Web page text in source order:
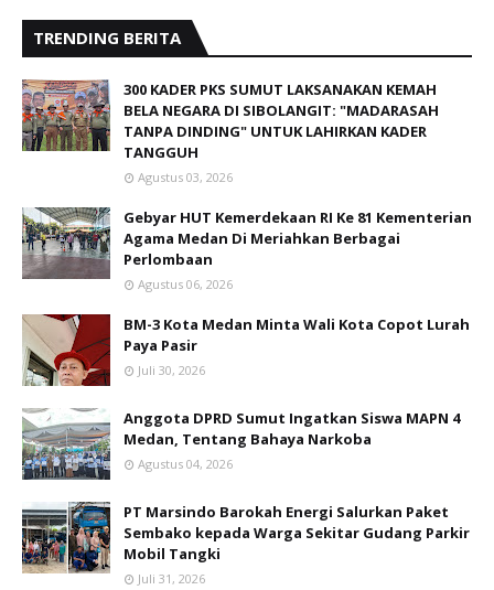
TRENDING BERITA
300 KADER PKS SUMUT LAKSANAKAN KEMAH
BELA NEGARA DI SIBOLANGIT: "MADARASAH
TANPA DINDING" UNTUK LAHIRKAN KADER
TANGGUH
Agustus 03, 2026
Gebyar HUT Kemerdekaan RI Ke 81 Kementerian
Agama Medan Di Meriahkan Berbagai
Perlombaan
Agustus 06, 2026
BM-3 Kota Medan Minta Wali Kota Copot Lurah
Paya Pasir
Juli 30, 2026
Anggota DPRD Sumut Ingatkan Siswa MAPN 4
Medan, Tentang Bahaya Narkoba
Agustus 04, 2026
PT Marsindo Barokah Energi Salurkan Paket
Sembako kepada Warga Sekitar Gudang Parkir
Mobil Tangki
Juli 31, 2026